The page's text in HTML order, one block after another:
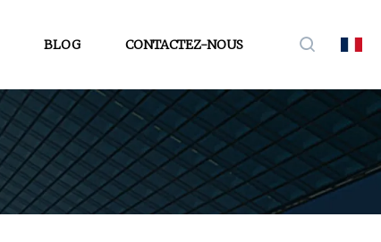
BLOG CONTACTEZ-NOUS